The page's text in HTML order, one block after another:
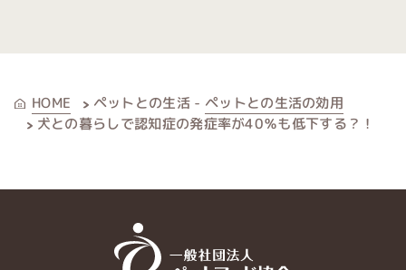
下す
る？！"
decoding
HOME ペットとの生活 - ペットとの生活の効用
犬との暮らしで認知症の発症率が40％も低下する？！